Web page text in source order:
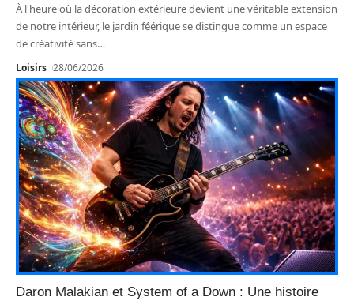
À l'heure où la décoration extérieure devient une véritable extension
de notre intérieur, le jardin féérique se distingue comme un espace
de créativité sans…
Loisirs 28/06/2026
Daron Malakian et System of a Down : Une histoire